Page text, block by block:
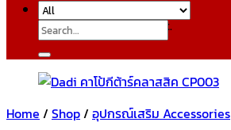
No products in the cart.
Search
for:
Home / Shop/ อุปกรณ์เสริม Accessories